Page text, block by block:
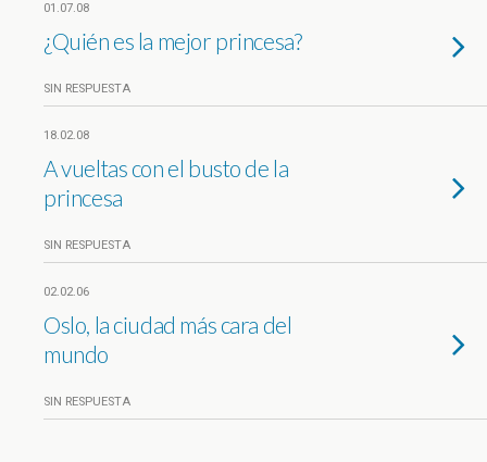
01.07.08
¿Quién es la mejor princesa?
SIN RESPUESTA
18.02.08
A vueltas con el busto de la
princesa
SIN RESPUESTA
02.02.06
Oslo, la ciudad más cara del
mundo
SIN RESPUESTA